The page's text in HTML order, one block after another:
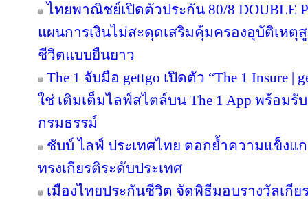
ไทยพาณิชย์เปิดตัวประกัน 80/8 DOUBLE
แผนการเงินไม่สะดุดเสริมคุ้มครองอุบัติเหตุ
ชีวิตแบบยืนยาว
The 1 จับมือ gettgo เปิดตัว “The 1 Insure
ใช่ เติมเต็มไลฟ์สไตล์บน The 1 App พร้อมรั
กรมธรรม์
ชับบ์ ไลฟ์ ประเทศไทย ตอกย้ำความแข็งแ
ทรงเกียรติระดับประเทศ
เมืองไทยประกันชีวิต จัดพิธีมอบรางวัลเกีย